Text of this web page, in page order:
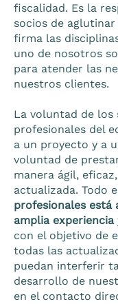
fiscalidad. Es la
socios de
firma las
uno de nosotros
para atender las
nuestros clientes.
La voluntad de los
profesionales del
a un proyecto y a
voluntad de
manera ágil,
actualizada. Todo
profesionales está
amplia experiencia
con el objetivo de
todas las
puedan interferir
desarrollo de
en el contacto